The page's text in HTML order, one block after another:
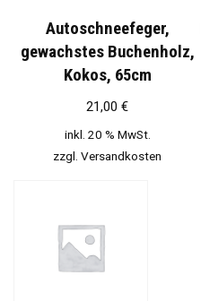
Autoschneefeger,
gewachstes Buchenholz,
Kokos, 65cm
21,00 €
inkl. 20 % MwSt.
zzgl. Versandkosten